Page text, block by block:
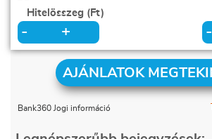
Hitelösszeg (Ft)
- + -
AJÁNLATOK
Bank360 Jogi információ